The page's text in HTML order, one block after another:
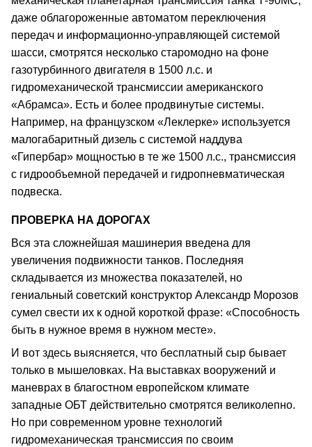
даже облагороженные автоматом переключения
передач и информационно-управляющей системой
шасси, смотрятся несколько старомодно на фоне
газотурбинного двигателя в 1500 л.с. и
гидромеханической трансмиссии американского
«Абрамса». Есть и более продвинутые системы.
Например, на французском «Леклерке» используется
малогабаритный дизель с системой наддува
«Гипербар» мощностью в те же 1500 л.с., трансмиссия
с гидрообъемной передачей и гидропневматическая
подвеска.
ПРОВЕРКА НА ДОРОГАХ
Вся эта сложнейшая машинерия введена для
увеличения подвижности танков. Последняя
складывается из множества показателей, но
гениальный советский конструктор Александр Морозов
сумел свести их к одной короткой фразе: «Способность
быть в нужное время в нужном месте».
И вот здесь выясняется, что бесплатный сыр бывает
только в мышеловках. На выставках вооружений и
маневрах в благостном европейском климате
западные ОБТ действительно смотрятся великолепно.
Но при современном уровне технологий
гидромеханическая трансмиссия по своим